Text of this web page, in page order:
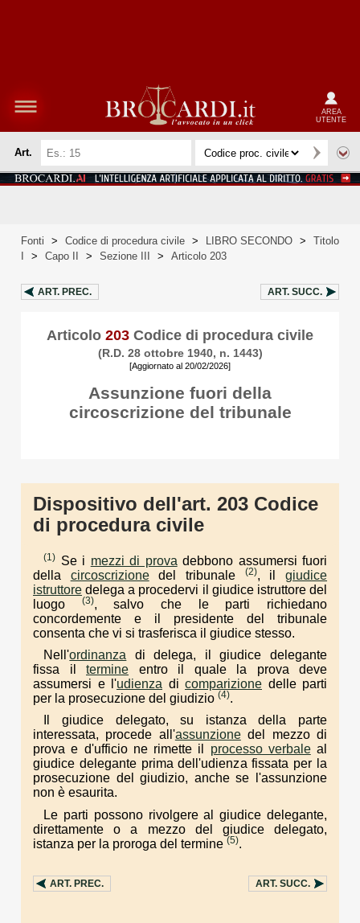
AREA
UTENTE
Art.
Fonti > Codice di procedura civile > LIBRO SECONDO >
Titolo
> Capo II > Sezione III > Articolo 203
ART. PREC. ART. SUCC.
Articolo 203 Codice di procedura civile
(R.D. 28 ottobre 1940, n. 1443)
[Aggiornato al 20/02/2026]
Assunzione fuori della
circoscrizione del tribunale
Dispositivo dell'art. 203 Codice
di procedura civile
(1) Se i mezzi di prova debbono assumersi fuori
della circoscrizionedel tribunale (2), ilgiudice
istruttore delega a procedervi il giudice istruttore del
luogo
(3), salvo che le parti richiedano
concordemente e il presidente del tribunale
consenta che vi si trasferisca il giudice stesso.
Nell'ordinanza di delega, il giudice delegante
fissa il termine entro il quale la prova deve
assumersi e l'udienza di comparizione delle parti
per la prosecuzione del giudizio (4).
Il giudice delegato, su istanza della parte
interessata, procede all'assunzionedel mezzo di
prova e d'ufficio ne rimette il processo verbaleal
giudice delegante prima dell'udienza fissata per la
prosecuzione del giudizio, anche se l'assunzione
non è esaurita.
Le parti possono rivolgere al giudice delegante,
direttamente o a mezzo del giudice delegato,
istanza per la proroga del termine (5).
ART. PREC. ART. SUCC.